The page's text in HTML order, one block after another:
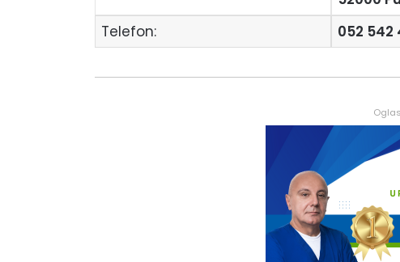
Telefon:
052 542
Oglas